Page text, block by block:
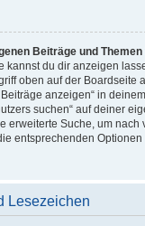
Beiträge und
kannst du dir anzeigen
oben auf der Boardseite
anzeigen“ in
suchen“ auf deiner
erweiterte Suche, um nach
entsprechenden Optionen
Lesezeichen